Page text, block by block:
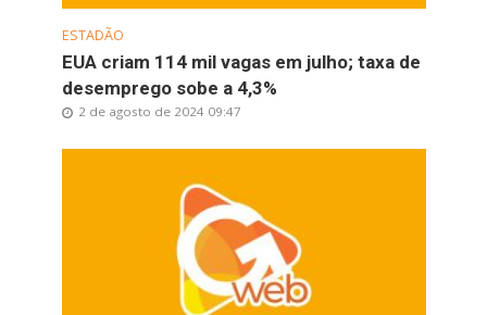
ESTADÃO
EUA criam 114 mil vagas em julho; taxa de
desemprego sobe a 4,3%
2 de agosto de 2024 09:47